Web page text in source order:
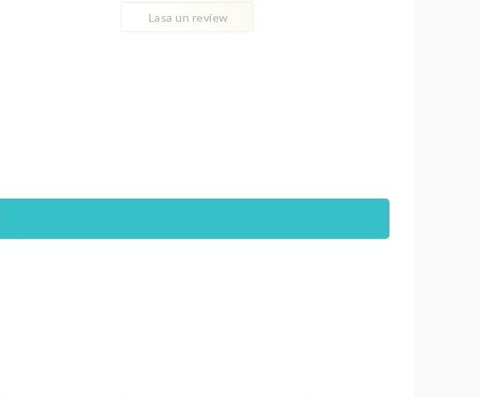
Lasa un review